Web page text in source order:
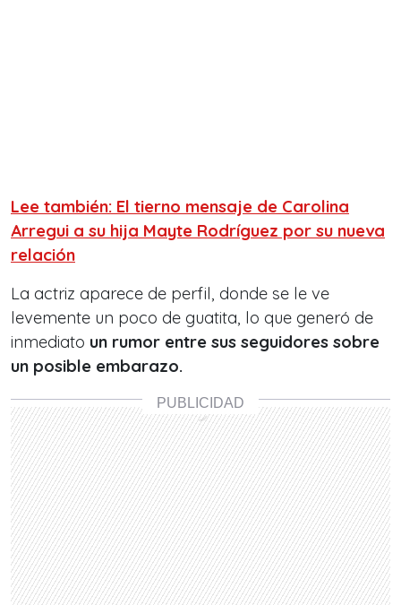
Lee también: El tierno mensaje de Carolina
Arregui a su hija Mayte Rodríguez por su nueva
relación
La actriz aparece de perfil, donde se le ve
levemente un poco de guatita, lo que generó de
inmediato un rumor entre sus seguidores sobre
un posible embarazo.